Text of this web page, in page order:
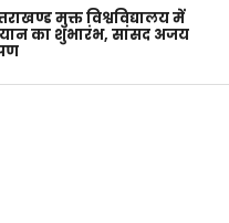
मुक्त विश्वविद्यालय में
का शुभारंभ, सांसद अजय